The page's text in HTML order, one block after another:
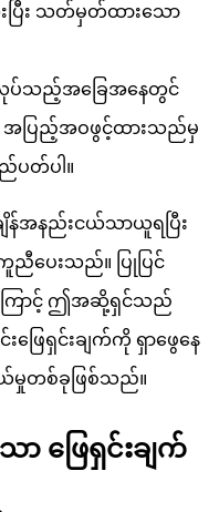
ပြီး သတ်မှတ်ထားသော
ပ်သည့်အခြေအနေတွင်
အပြည့်အဝဖွင့်ထားသည်မှ
တ်ပါ။
န်အနည်းငယ်သာယူရပြီး
ပေးသည်။ ပြုပြင်
ြောင့် ဤအဆို့ရှင်သည်
ဖြေရှင်းချက်ကို ရှာဖွေနေ
ယ်မှုတစ်ခုဖြစ်သည်။
ဖြေရှင်းချက်